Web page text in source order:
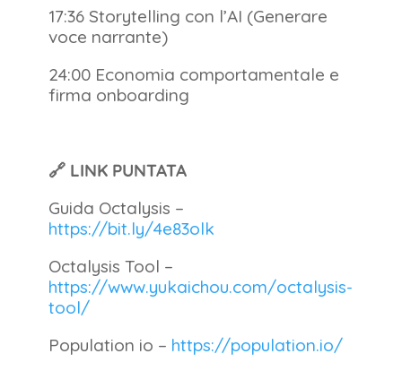
17:36 Storytelling con l’AI (Generare
voce narrante)
24:00 Economia comportamentale e
firma onboarding
🔗 LINK PUNTATA
Guida Octalysis –
https://bit.ly/4e83olk
Octalysis Tool –
https://www.yukaichou.com/octalysis-
tool/
Population io – https://population.io/